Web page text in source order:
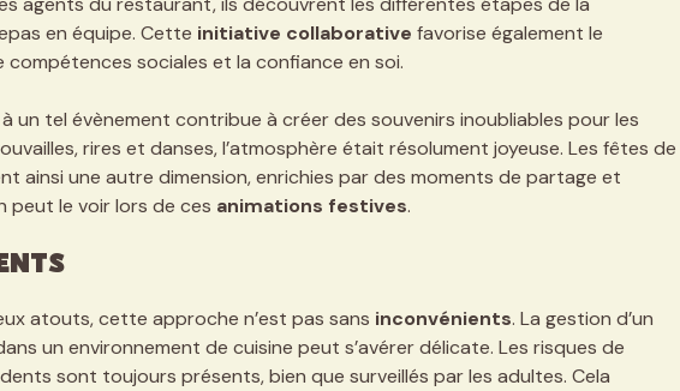
en équipe. Cette initiative collaborative favorise également le
sociales et la confiance en soi.
un tel évènement contribue à créer des souvenirs inoubliables pour les
rires et danses, l’atmosphère était résolument joyeuse. Les fêtes de
ainsi une autre dimension, enrichies par des moments de partage et
peut le voir lors de ces animations festives.
atouts, cette approche n’est pas sans inconvénients. La gestion d’un
un environnement de cuisine peut s’avérer délicate. Les risques de
sont toujours présents, bien que surveillés par les adultes. Cela